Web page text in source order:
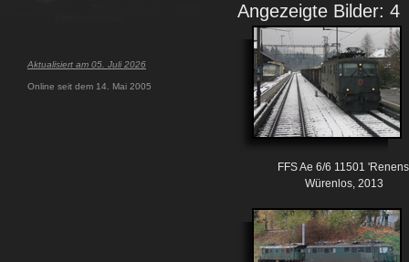
Aktualisiert am 05. Juli 2026
Online seit dem 14. Mai 2005
Angezeigte Bilder: 4
FFS Ae 6/6 11501
Würenlos, 2013